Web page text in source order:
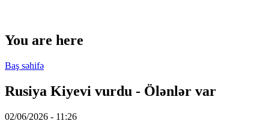
You are here
Baş səhifə
Rusiya Kiyevi vurdu - Ölənlər var
02/06/2026 - 11:26